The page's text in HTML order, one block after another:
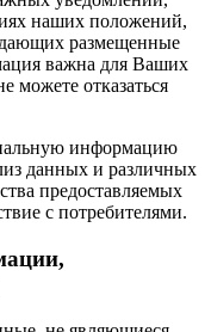
наших положений,
размещенные
важна для Ваших
можете отказаться
информацию
данных и различных
предоставляемых
с потребителями.